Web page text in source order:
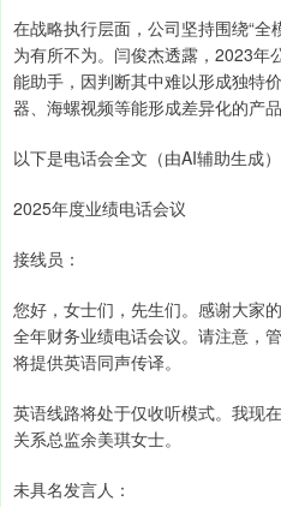
在战略执行层面，公司坚持围绕“全
为有所不为。闫俊杰透露，2023年
能助手，因判断其中难以形成独特
器、海螺视频等能形成差异化的产品
以下是电话会全文（由AI辅助生成）
2025年度业绩电话会议
接线员：
您好，女士们，先生们。感谢大家
全年财务业绩电话会议。请注意，
将提供英语同声传译。
英语线路将处于仅收听模式。我现
关系总监余美琪女士。
未具名发言人：